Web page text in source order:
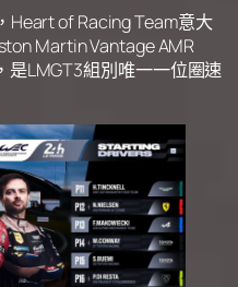
Heart of Racing Team意大
Martin Vantage AMR
是LMGT3組別唯一一位圈速